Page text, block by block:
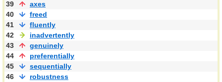
39
axes
40
freed
41
fluently
42
inadvertently
43
genuinely
44
preferentially
45
sequentially
46
robustness